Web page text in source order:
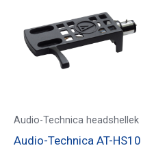
Audio-Technica headshellek
Audio-Technica AT-HS10